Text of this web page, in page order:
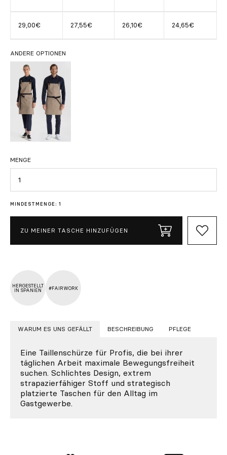
29,00€ 27,55€ 26,10€ 24,65€
ANDERE OPTIONEN
MENGE
MINDESTMENGE: 1
ZU MEINER TASCHE HINZUFÜGEN
HERGESTELLT
IN SPANIEN
#FAIRWORK
WARUM ES UNS GEFÄLLT BESCHREIBUNG PFLEGE
Eine Taillenschürze für Profis, die bei ihrer
täglichen Arbeit maximale Bewegungsfreiheit
suchen. Schlichtes Design, extrem
strapazierfähiger Stoff und strategisch
platzierte Taschen für den Alltag im
Gastgewerbe.